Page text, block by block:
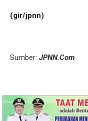
(gir/jpnn)
Sumber: JPNN.Com